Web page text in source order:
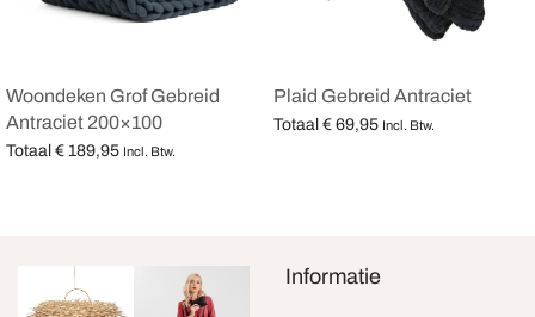
Woondeken Grof Gebreid
Antraciet 200×100
Totaal € 189,95 Incl. Btw.
Plaid Gebreid Antraciet
Totaal € 69,95 Incl. Btw.
Informatie